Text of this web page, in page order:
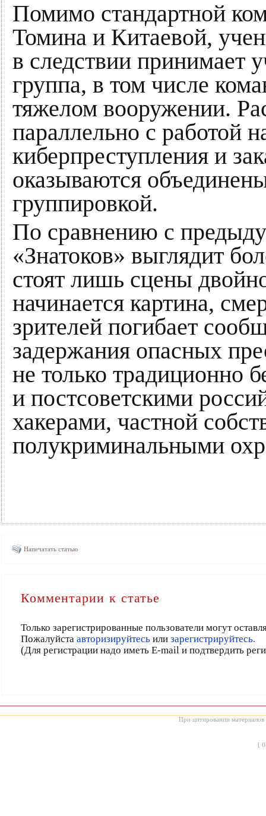
Помимо стандартной
Томина и Китаевой,
в следствии принимает
группа, в том числе
тяжелом вооружении.
параллельно с работой
киберпреступления и
оказываются
группировкой.
По сравнению с
«Знатоков» выглядит
стоят лишь сцены
начинается картина,
зрителей погибает
задержания опасных
не только традиционно
и постсоветскими
хакерами, частной
полукриминальными
Напечатать статью
Комментарии к статье
Только зарегистрированные пользователи могут
Пожалуйста авторизируйтесьили зарегистрируйтесь.
(Для регистрации надо иметь E-mail и подтвердить
При цитировании материалов
[